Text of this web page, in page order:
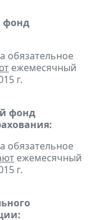
фонд
обязательное
ежемесячный
г.
фонд
обязательное
ежемесячный
г.